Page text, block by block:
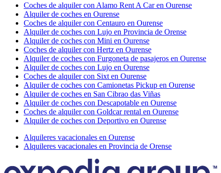
Coches de alquiler con Alamo Rent A Car en Ourense
Alquiler de coches en Ourense
Coches de alquiler con Centauro en Ourense
Alquiler de coches con Lujo en Provincia de Orense
Alquiler de coches con Mini en Ourense
Coches de alquiler con Hertz en Ourense
Alquiler de coches con Furgoneta de pasajeros en Ourense
Alquiler de coches con Lujo en Ourense
Coches de alquiler con Sixt en Ourense
Alquiler de coches con Camionetas Pickup en Ourense
Alquiler de coches en San Cibrao das Viñas
Alquiler de coches con Descapotable en Ourense
Coches de alquiler con Goldcar rental en Ourense
Alquiler de coches con Deportivo en Ourense
Alquileres vacacionales en Ourense
Alquileres vacacionales en Provincia de Orense